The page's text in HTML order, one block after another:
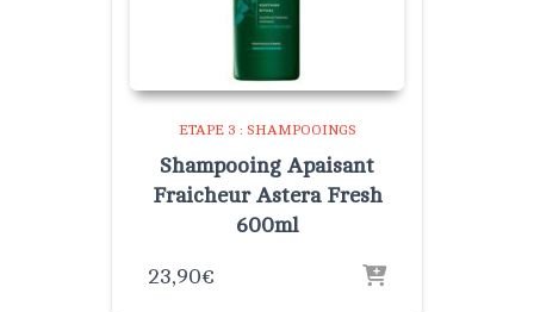
ETAPE 3 : SHAMPOOINGS
Shampooing Apaisant
Fraicheur Astera Fresh
600ml
23,90€